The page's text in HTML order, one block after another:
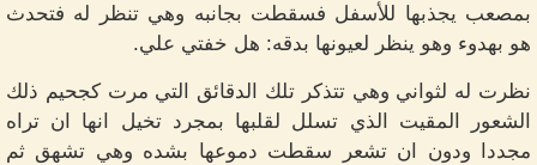
بمصعب يجذبها للأسفل فسقطت بجانبه وهي تنظر له فتحدث
هو بهدوء وهو ينظر لعيونها بدقه: هل خفتي علي.
نظرت له لثواني وهي تتذكر تلك الدقائق التي مرت كجحيم ذلك
الشعور المقيت الذي تسلل لقلبها بمجرد تخيل انها ان تراه
مجددا ودون ان تشعر سقطت دموعها بشده وهي تشهق ثم